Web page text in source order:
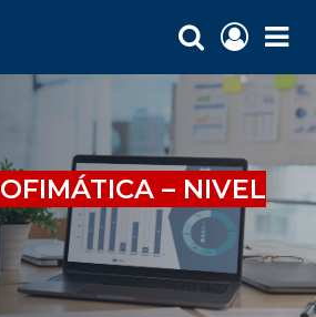
OFIMÁTICA – NIVEL